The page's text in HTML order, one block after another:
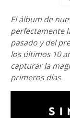
El álbum de
perfectamente
pasado y del
los últimos 10
capturar la
primeros días.